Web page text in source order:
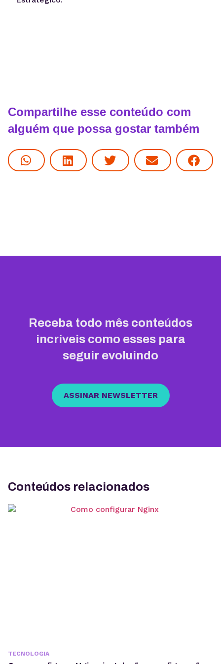
Compartilhe esse conteúdo com
alguém que possa gostar também
Receba todo mês conteúdos
incríveis como esses para
seguir evoluindo
ASSINAR NEWSLETTER
Conteúdos relacionados
TECNOLOGIA